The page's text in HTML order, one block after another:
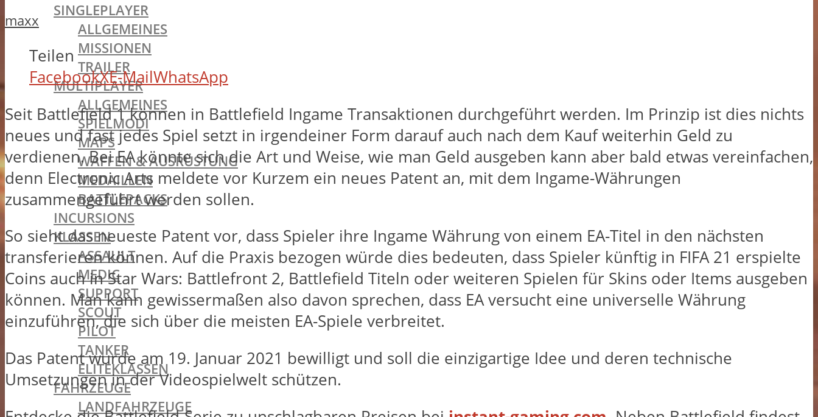
SINGLEPLAYER
ALLGEMEINES
MISSIONEN
TRAILER
MULTIPLAYER
ALLGEMEINES
SPIELMODI
MAPS
WAFFEN & AUSRÜSTUNG
MEDAILLEN
BATTLEPACKS
INCURSIONS
KLASSEN
ASSAULT
MEDIC
SUPPORT
SCOUT
PILOT
TANKER
ELITEKLASSEN
FAHRZEUGE
LANDFAHRZEUGE
maxx
Teilen
FacebookXE-MailWhatsApp
Seit Battlefield 1 können in Battlefield Ingame Transaktionen durchgeführt werden. Im Prinzip ist dies nichts
neues und fast jedes Spiel setzt in irgendeiner Form darauf auch nach dem Kauf weiterhin Geld zu
verdienen. Bei EA könnte sich die Art und Weise, wie man Geld ausgeben kann aber bald etwas vereinfachen,
denn Electronic Arts meldete vor Kurzem ein neues Patent an, mit dem Ingame-Währungen
zusammengeführt werden sollen.
So sieht das neueste Patent vor, dass Spieler ihre Ingame Währung von einem EA-Titel in den nächsten
transferieren können. Auf die Praxis bezogen würde dies bedeuten, dass Spieler künftig in FIFA 21 erspielte
Coins auch in Star Wars: Battlefront 2, Battlefield Titeln oder weiteren Spielen für Skins oder Items ausgeben
können. Man kann gewissermaßen also davon sprechen, dass EA versucht eine universelle Währung
einzuführen, die sich über die meisten EA-Spiele verbreitet.
Das Patent wurde am 19. Januar 2021 bewilligt und soll die einzigartige Idee und deren technische
Umsetzungen in der Videospielwelt schützen.